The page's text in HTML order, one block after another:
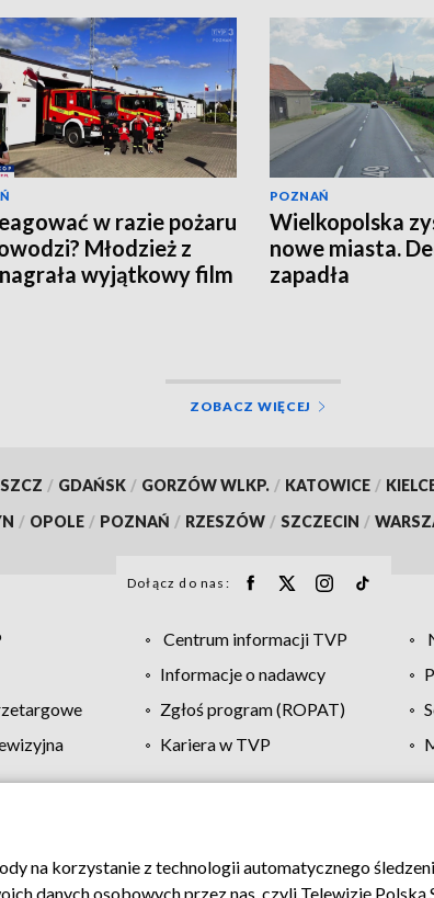
w razie pożaru
Młodzież z
wyjątkowy film
POZNAŃ
Wielkopolska
nowe miasta.
zapadła
ZOBACZ WIĘCEJ
/ GDAŃSK / GORZÓW WLKP. / KATOWICE /
/ OPOLE / POZNAŃ / RZESZÓW / SZCZECIN /
Dołącz do nas:
Centrum informacji TVP
Informacje o nadawcy
Zgłoś program (ROPAT)
Kariera w TVP
Polityka prywatności Moje zgody Pomoc
na korzystanie z technologii automatycznego
danych osobowych przez nas, czyli Telewizję Polską